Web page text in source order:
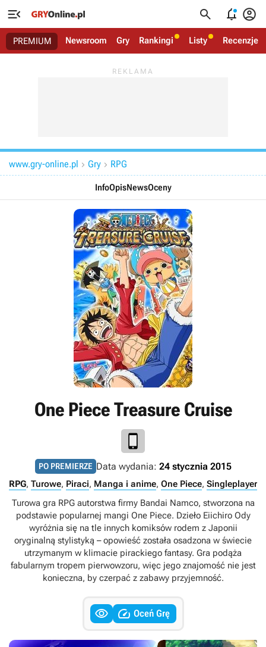
   
PREMIUM Newsroom Gry Rankingi Listy Recenzje
www.gry-online.pl  Gry  RPG
InfoOpisNewsOceny
One Piece Treasure Cruise
PO PREMIERZE Data wydania: 24 stycznia 2015
RPG, Turowe, Piraci, Manga i anime, One Piece, Singleplayer
Turowa gra RPG autorstwa firmy Bandai Namco, stworzona na
podstawie popularnej mangi One Piece. Dzieło Eiichiro Ody
wyróżnia się na tle innych komiksów rodem z Japonii
oryginalną stylistyką – opowieść została osadzona w świecie
utrzymanym w klimacie pirackiego fantasy. Gra podąża
fabularnym tropem pierwowzoru, więc jego znajomość nie jest
konieczna, by czerpać z zabawy przyjemność.
  Oceń Grę